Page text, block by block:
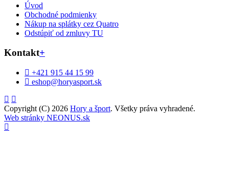
Úvod
Obchodné podmienky
Nákup na splátky cez Quatro
Odstúpiť od zmluvy TU
Kontakt+
+421 915 44 15 99
eshop@horyasport.sk
Copyright (C) 2026 Hory a šport. Všetky práva vyhradené.
Web stránky NEONUS.sk